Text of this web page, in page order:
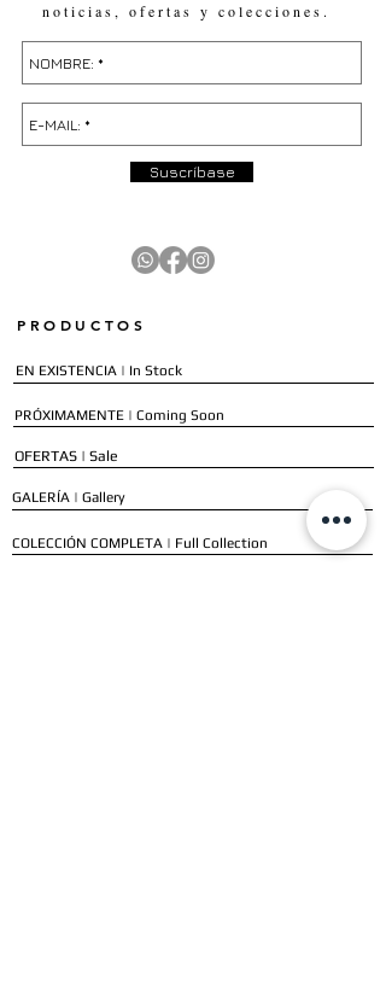
noticias, ofertas y colecciones.
Suscríbase
PRODUCTOS
EN EXISTENCIA | In Stock
PRÓXIMAMENTE | Coming Soon
OFERTAS | Sale
GALERÍA | Gallery
COLECCIÓN COMPLETA | Full Collection